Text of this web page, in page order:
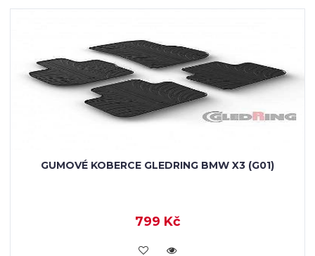
GUMOVÉ KOBERCE GLEDRING BMW X3 (G01)
799 Kč
KOUPIT